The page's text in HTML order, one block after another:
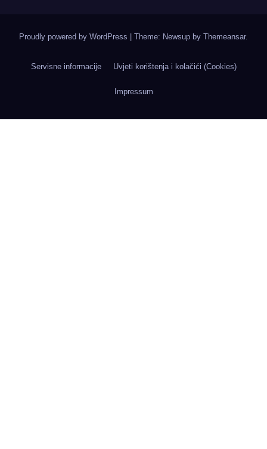
Proudly powered by WordPress | Theme: Newsup by Themeansar.
Servisne informacije Uvjeti korištenja i kolačići (Cookies)
Impressum